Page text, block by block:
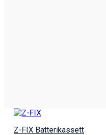
Z-FIX Batterikassett